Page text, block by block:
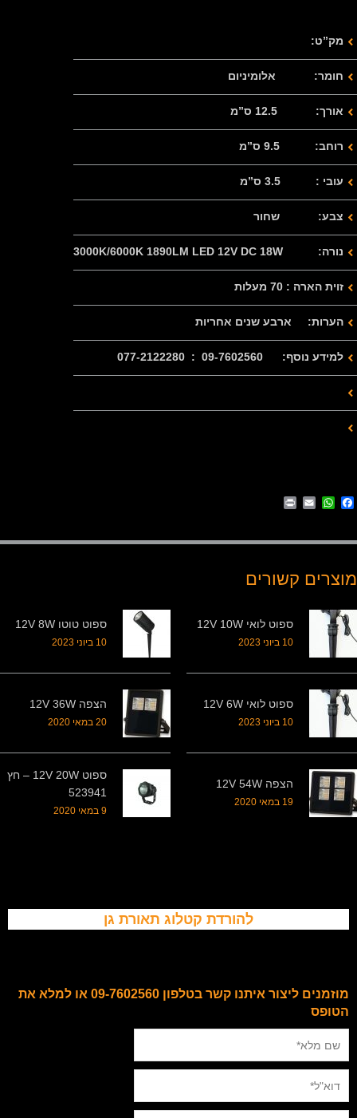
מק”ט:
חומר: אלומיניום
אורך: 12.5 ס”מ
רוחב: 9.5 ס”מ
עובי : 3.5 ס”מ
צבע: שחור
נורה: 3000K/6000K 1890LM LED 12V DC 18W
זוית הארה : 70 מעלות
הערות: ארבע שנים אחריות
למידע נוסף: 09-7602560 : 077-2122280
Facebook
WhatsApp
Email
מוצרים קשורים
ספוט לואי 12V 10W
10 ביוני 2023
ספוט טוטו 12V 8W
10 ביוני 2023
ספוט לואי 12V 6W
10 ביוני 2023
הצפה 12V 36W
20 במאי 2020
הצפה 12V 54W
19 במאי 2020
ספוט 12V 20W – חץ
523941
9 במאי 2020
להורדת קטלוג תאורת גן
מוזמנים ליצור איתנו קשר בטלפון 09-7602560 או למלא את
הטופס